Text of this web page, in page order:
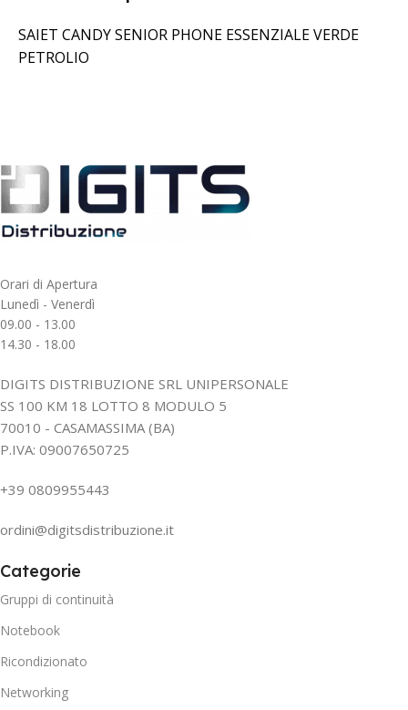
SAIET CANDY SENIOR PHONE ESSENZIALE VERDE
PETROLIO
Orari di Apertura
Lunedì - Venerdì
09.00 - 13.00
14.30 - 18.00
DIGITS DISTRIBUZIONE SRL UNIPERSONALE
SS 100 KM 18 LOTTO 8 MODULO 5
70010 - CASAMASSIMA (BA)
P.IVA: 09007650725
+39 0809955443
ordini@digitsdistribuzione.it
Categorie
Gruppi di continuità
Notebook
Ricondizionato
Networking